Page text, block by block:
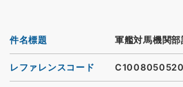
件名標題 軍艦対馬機関
レファレンスコード